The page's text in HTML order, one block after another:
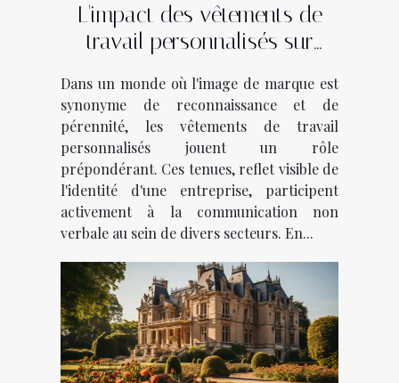
L'impact des vêtements de
travail personnalisés sur
divers secteurs d'activité
Dans un monde où l'image de marque est
synonyme de reconnaissance et de
pérennité, les vêtements de travail
personnalisés jouent un rôle
prépondérant. Ces tenues, reflet visible de
l'identité d'une entreprise, participent
activement à la communication non
verbale au sein de divers secteurs. En...